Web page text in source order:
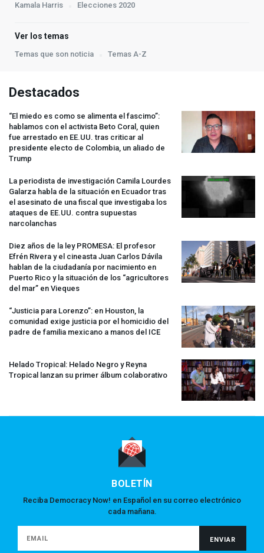
Kamala Harris
Elecciones 2020
Ver los temas
Temas que son noticia Temas A-Z
Destacados
“El miedo es como se alimenta el fascimo”:
hablamos con el activista Beto Coral, quien
fue arrestado en EE.UU. tras criticar al
presidente electo de Colombia, un aliado de
Trump
La periodista de investigación Camila Lourdes
Galarza habla de la situación en Ecuador tras
el asesinato de una fiscal que investigaba los
ataques de EE.UU. contra supuestas
narcolanchas
Diez años de la ley PROMESA: El profesor
Efrén Rivera y el cineasta Juan Carlos Dávila
hablan de la ciudadanía por nacimiento en
Puerto Rico y la situación de los “agricultores
del mar” en Vieques
“Justicia para Lorenzo”: en Houston, la
comunidad exige justicia por el homicidio del
padre de familia mexicano a manos del ICE
Helado Tropical: Helado Negro y Reyna
Tropical lanzan su primer álbum colaborativo
BOLETÍN
Reciba Democracy Now! en Español en su correo electrónico
cada mañana.